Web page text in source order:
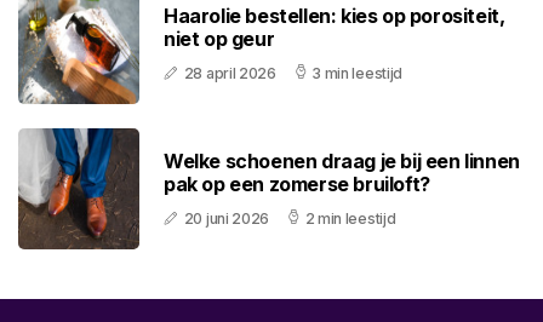
Haarolie bestellen: kies op porositeit,
niet op geur
28 april 2026 3 min leestijd
Welke schoenen draag je bij een linnen
pak op een zomerse bruiloft?
20 juni 2026 2 min leestijd